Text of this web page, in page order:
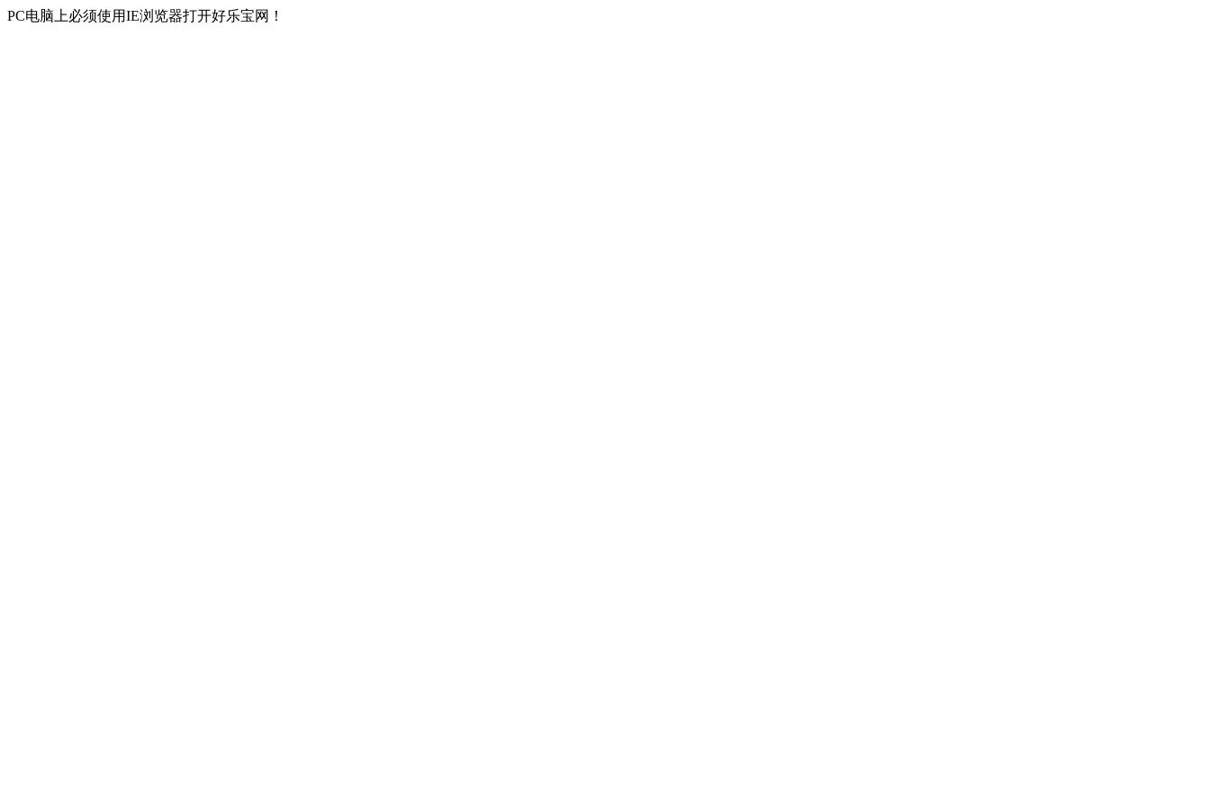
PC电脑上必须使用IE浏览器打开好乐宝网！